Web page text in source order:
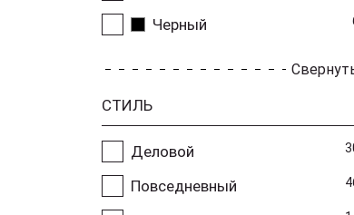
Черный
СТИЛЬ
Деловой
Повседневный